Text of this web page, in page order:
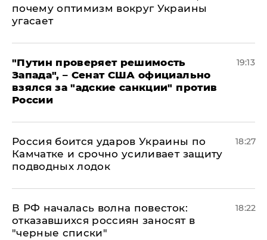
почему оптимизм вокруг Украины
угасает
"Путин проверяет решимость
Запада", – Сенат США официально
взялся за "адские санкции" против
России
19:13
Россия боится ударов Украины по
Камчатке и срочно усиливает защиту
подводных лодок
18:27
​В РФ началась волна повесток:
отказавшихся россиян заносят в
"черные списки"
18:22